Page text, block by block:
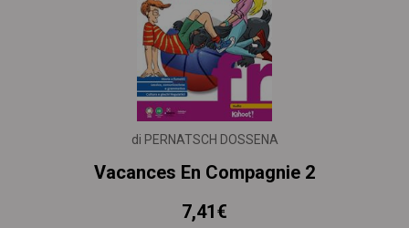
di PERNATSCH DOSSENA
Vacances En Compagnie 2
7,41€